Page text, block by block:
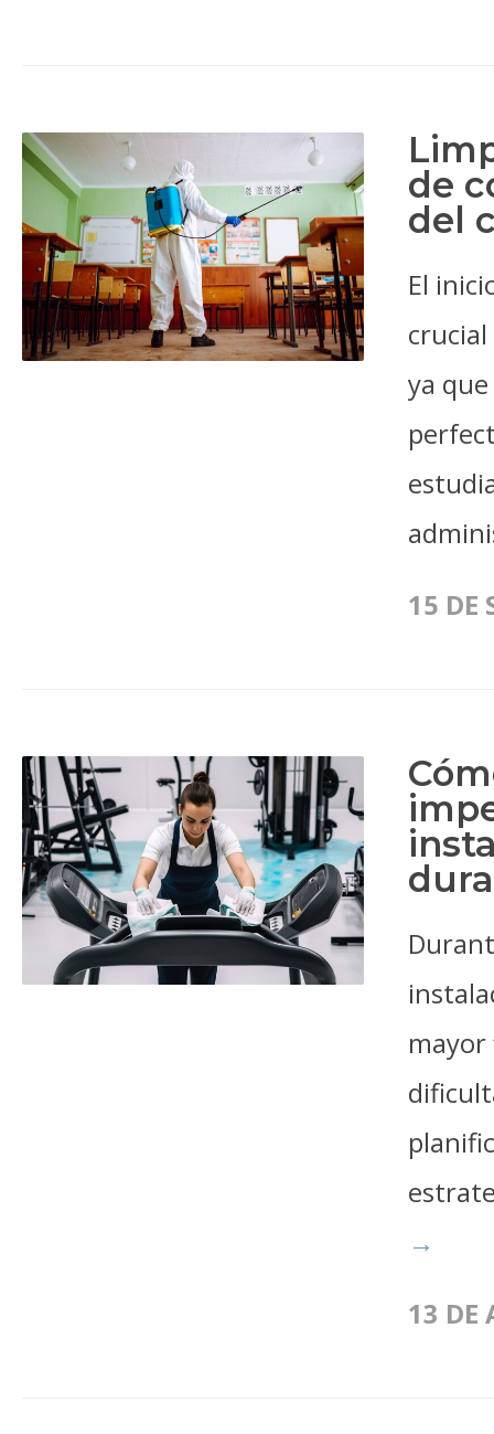
de
del
El
ya
15 DE
mayor
→
13 DE